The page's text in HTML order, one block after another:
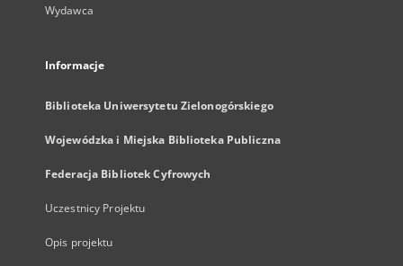
Wydawca
Informacje
Biblioteka Uniwersytetu Zielonogórskiego
Wojewódzka i Miejska Biblioteka Publiczna
Federacja Bibliotek Cyfrowych
Uczestnicy Projektu
Opis projektu